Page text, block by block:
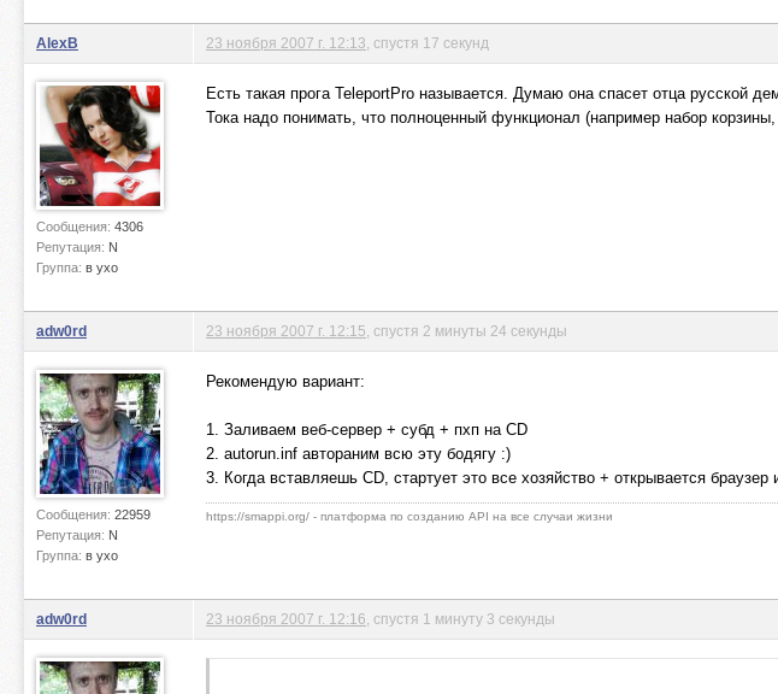
AlexB
Сообщения: 4306
Репутация: N
Группа: в ухо
23 ноября 2007 г. 12:13 , спустя 17 секунд
Есть такая прога TeleportPro называется. Думаю она спасет отца русской
Тока надо понимать, что полноценный функционал (например набор
adw0rd
Сообщения: 22959
Репутация: N
Группа: в ухо
23 ноября 2007 г. 12:15 , спустя 2 минуты 24 секунды
Рекомендую вариант:
1. Заливаем веб-сервер + субд + пхп на CD
2. autorun.inf автораним всю эту бодягу :)
3. Когда вставляешь CD, стартует это все хозяйство + открывается браузер
https://smappi.org/ - платформа по созданию API на все случаи жизни
adw0rd 23 ноября 2007 г. 12:16 , спустя 1 минуту 3 секунды